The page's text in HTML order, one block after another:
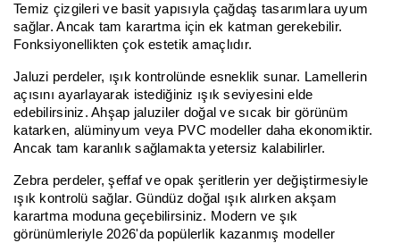
Temiz çizgileri ve basit yapısıyla çağdaş tasarımlara uyum
sağlar. Ancak tam karartma için ek katman gerekebilir.
Fonksiyonellikten çok estetik amaçlıdır.
Jaluzi perdeler, ışık kontrolünde esneklik sunar. Lamellerin
açısını ayarlayarak istediğiniz ışık seviyesini elde
edebilirsiniz. Ahşap jaluziler doğal ve sıcak bir görünüm
katarken, alüminyum veya PVC modeller daha ekonomiktir.
Ancak tam karanlık sağlamakta yetersiz kalabilirler.
Zebra perdeler, şeffaf ve opak şeritlerin yer değiştirmesiyle
ışık kontrolü sağlar. Gündüz doğal ışık alırken akşam
karartma moduna geçebilirsiniz. Modern ve şık
görünümleriyle 2026'da popülerlik kazanmış modeller